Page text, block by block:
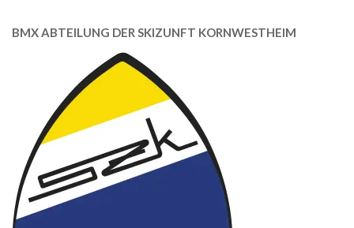
BMX ABTEILUNG DER SKIZUNFT KORNWESTHEIM